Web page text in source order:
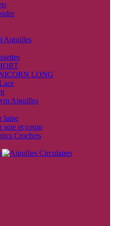
LONG
laine
soie et coton
Crochets